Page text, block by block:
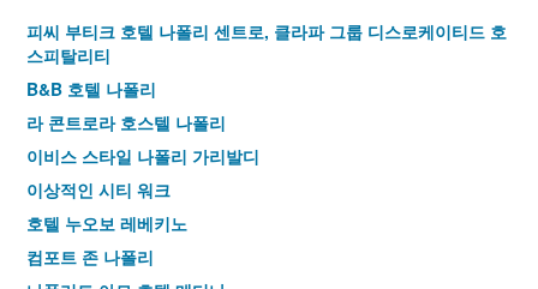
피씨 부티크 호텔 나폴리 센트로, 클라파 그룹 디스로케이티드 호
스피탈리티
B&B 호텔 나폴리
라 콘트로라 호스텔 나폴리
이비스 스타일 나폴리 가리발디
이상적인 시티 워크
호텔 누오보 레베키노
컴포트 존 나폴리